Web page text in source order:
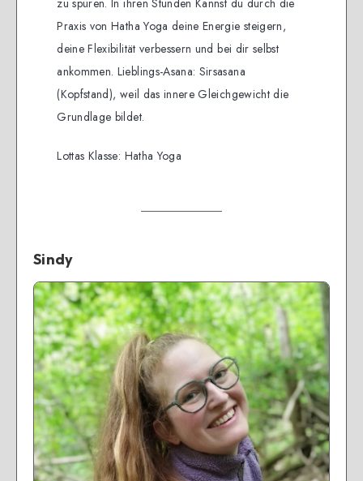
Praxis von Hatha Yoga deine Energie steigern,
deine Flexibilität verbessern und bei dir selbst
ankommen. Lieblings-Asana: Sirsasana
(Kopfstand), weil das innere Gleichgewicht die
Grundlage bildet.
Lottas Klasse: Hatha Yoga
Sindy